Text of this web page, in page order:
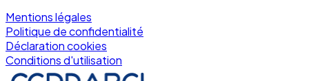
Mentions légales
Politique de confidentialité
Déclaration cookies
Conditions d'utilisation